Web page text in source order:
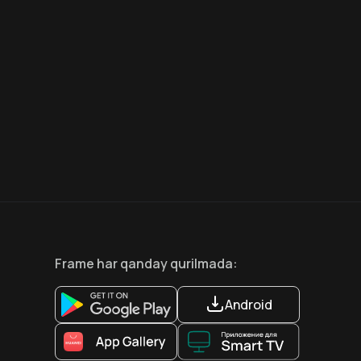
Frame har qanday qurilmada:
Android